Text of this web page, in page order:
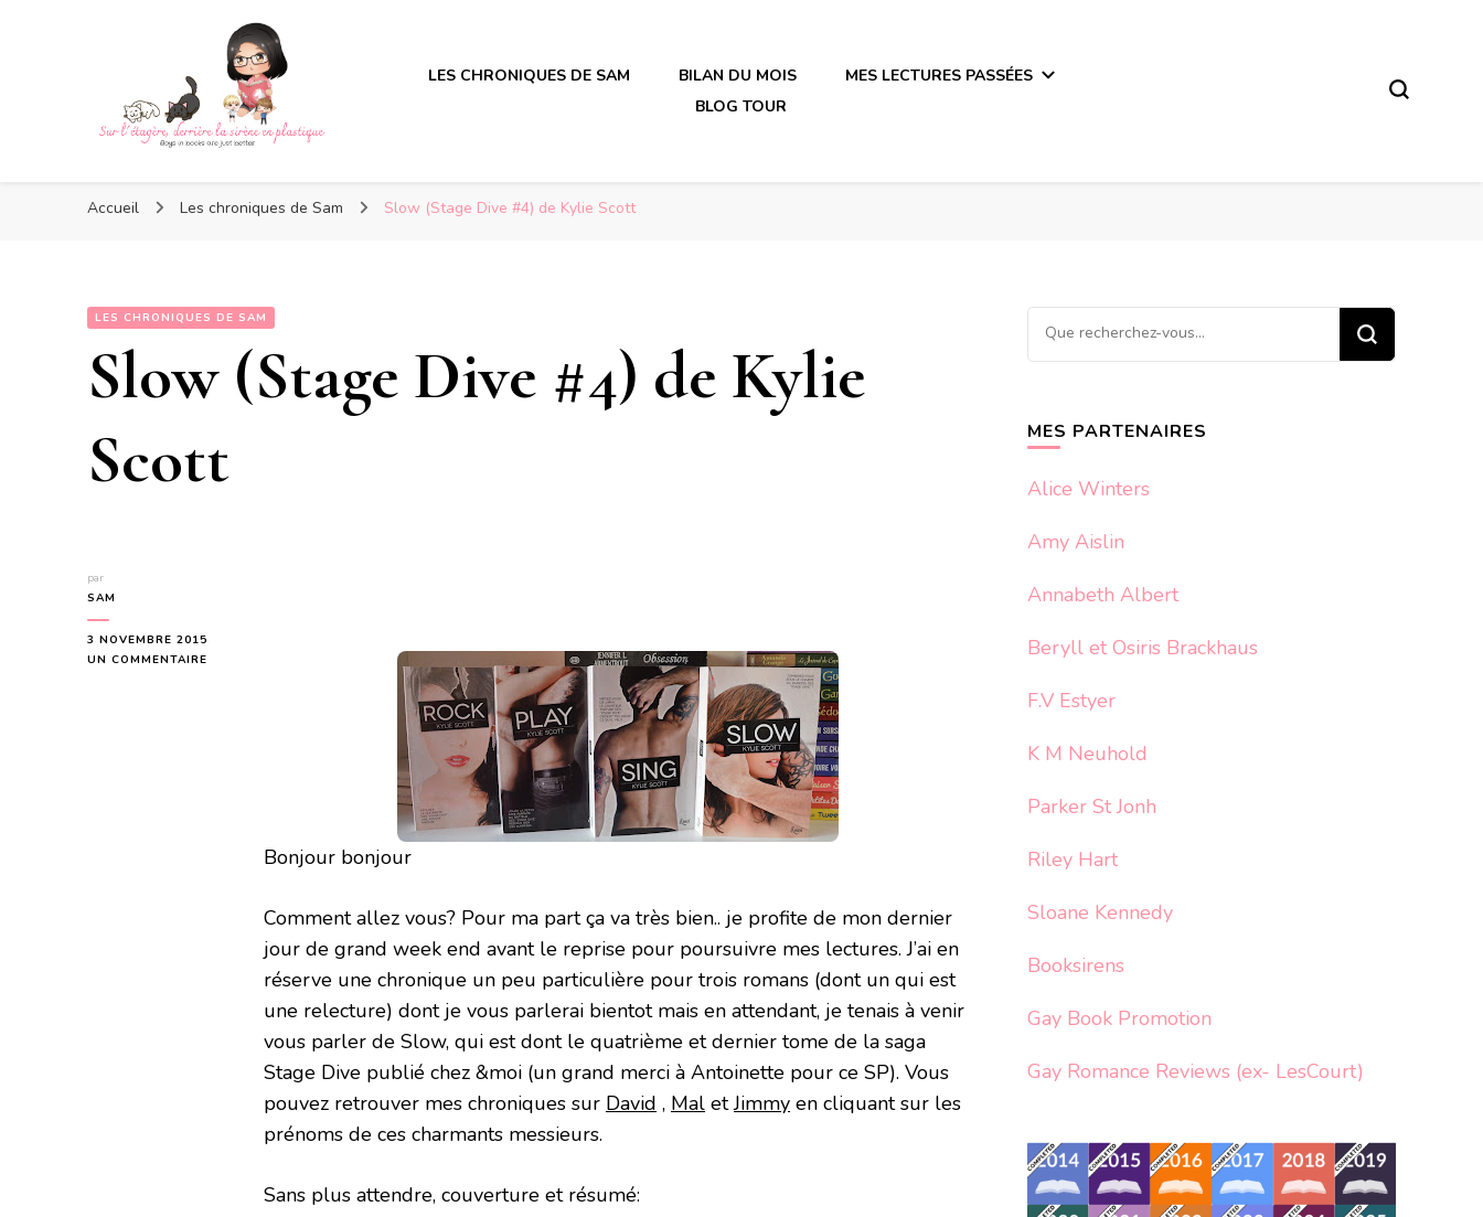
Sur l'étagère, derrière la sirène en plastique
LES CHRONIQUES DE SAM BILAN DU MOIS
MES LECTURES PASSÉES
BLOG TOUR
Accueil Les chroniques de Sam Slow (Stage Dive #4) de Kylie Scott
LES CHRONIQUES DE SAM
Slow (Stage Dive #4) de Kylie
Scott
par
SAM
3 NOVEMBRE 2015
UN COMMENTAIRE
Bonjour bonjour
Comment allez vous? Pour ma part ça va très bien.. je profite de mon dernier
jour de grand week end avant le reprise pour poursuivre mes lectures. J’ai en
réserve une chronique un peu particulière pour trois romans (dont un qui est
une relecture) dont je vous parlerai bientot mais en attendant, je tenais à venir
vous parler de Slow, qui est dont le quatrième et dernier tome de la saga
Stage Dive publié chez &moi (un grand merci à Antoinette pour ce SP). Vous
pouvez retrouver mes chroniques sur David , Mal etJimmy en cliquant sur les
prénoms de ces charmants messieurs.
Sans plus attendre, couverture et résumé:
Vous
recherchiez
MES PARTENAIRES
Alice Winters
Amy Aislin
Annabeth Albert
Beryll et Osiris Brackhaus
F.V Estyer
K M Neuhold
Parker St Jonh
Riley Hart
Sloane Kennedy
Booksirens
Gay Book Promotion
Gay Romance Reviews (ex- LesCourt)